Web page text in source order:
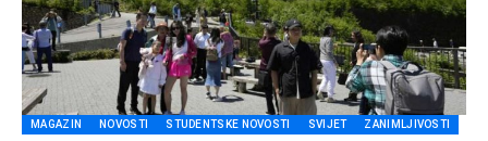
MAGAZIN NOVOSTI STUDENTSKE NOVOSTI SVIJET ZANIMLJIVOSTI